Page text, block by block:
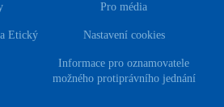
Pro média
Etický
Nastavení cookies
Informace pro oznamovatele
možného protiprávního jednání